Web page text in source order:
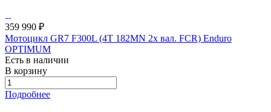
359 990 ₽
Мотоцикл GR7 F300L (4T 182MN 2x вал. FCR) Enduro
OPTIMUM
Есть в наличии
В корзину
Подробнее